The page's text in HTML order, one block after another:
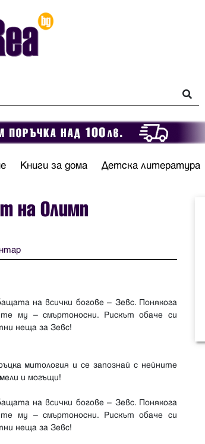
Книги за дома Детска литература
на Олимп
на всички богове – Зевс. Понякога
му – смъртоносни. Рискът обаче си
неща за Зевс!
митология и се запознай с нейните
и могъщи!
на всички богове – Зевс. Понякога
му – смъртоносни. Рискът обаче си